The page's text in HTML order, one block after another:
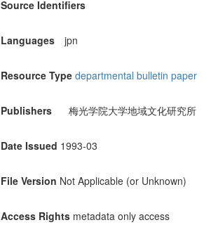
Source Identifiers
Languages jpn
Resource Type departmental bulletin paper
Publishers 梅光学院大学地域文化研究所
Date Issued 1993-03
File Version Not Applicable (or Unknown)
Access Rights metadata only access